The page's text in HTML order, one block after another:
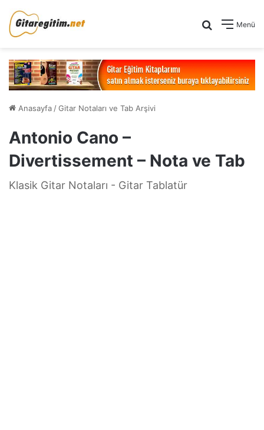
Menü
Arama yap
Anasayfa /Gitar Notaları ve Tab Arşivi
Antonio Cano –
Divertissement – Nota ve Tab
Klasik Gitar Notaları - Gitar Tablatür